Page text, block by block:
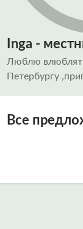
Inga -
Люблю
Петербургу
Все